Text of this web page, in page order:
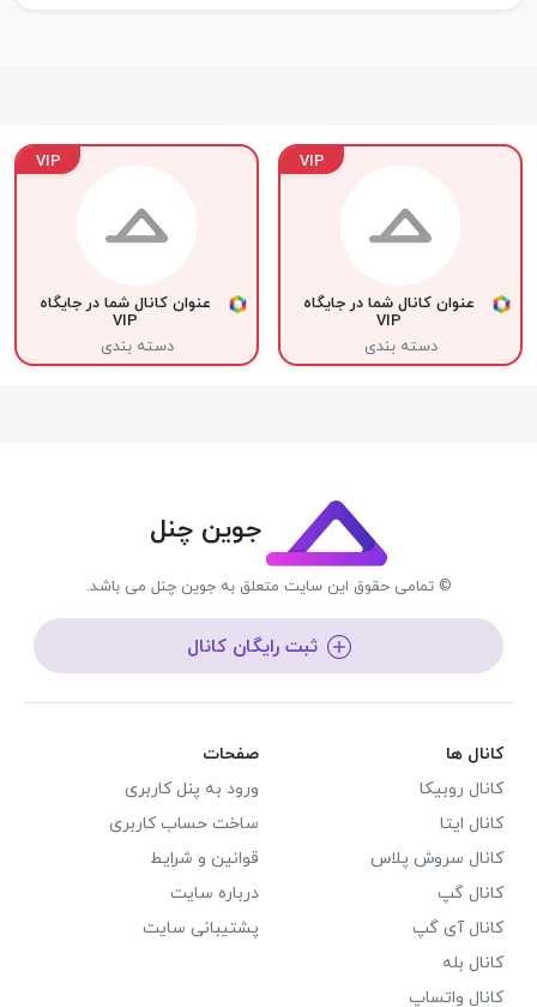
VIP
عنوان کانال شما در جایگاه
VIP
دسته بندی
VIP
عنوان کانال شما در جایگاه
VIP
دسته بندی
جوین چنل
© تمامی حقوق این سایت متعلق به جوین چنل می باشد.
ثبت رایگان کانال
کانال ها
کانال روبیکا
کانال ایتا
کانال سروش پلاس
کانال گپ
کانال آی گپ
کانال بله
کانال واتساپ
صفحات
ورود به پنل کاربری
ساخت حساب کاربری
قوانین و شرایط
درباره سایت
پشتیبانی سایت